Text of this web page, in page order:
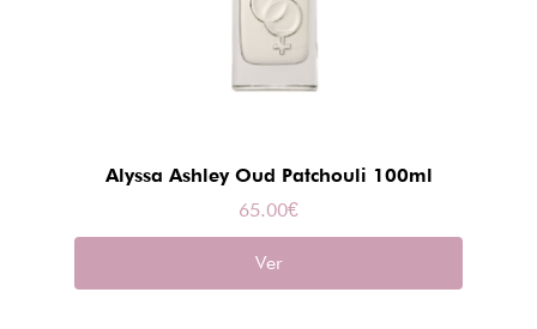
Alyssa Ashley Oud Patchouli 100ml
65.00€
Ver